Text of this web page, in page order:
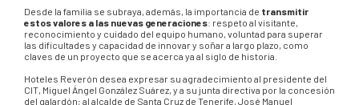
Desde la familia se subraya, además, la importancia de transmitir
estos valores a las nuevas generaciones: respeto al visitante,
reconocimiento y cuidado del equipo humano, voluntad para superar
las dificultades y capacidad de innovar y soñar a largo plazo, como
claves de un proyecto que se acerca ya al siglo de historia.
Hoteles Reverón desea expresar su agradecimiento al presidente del
CIT, Miguel Ángel González Suárez, y a su junta directiva por la concesión
del galardón; al alcalde de Santa Cruz de Tenerife, José Manuel